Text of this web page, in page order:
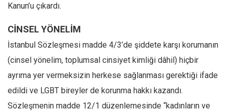
Kanun’u çıkardı.
CİNSEL YÖNELİM
İstanbul Sözleşmesi madde 4/3’de şiddete karşı korumanın
(cinsel yönelim, toplumsal cinsiyet kimliği dâhil) hiçbir
ayrıma yer vermeksizin herkese sağlanması gerektiği ifade
edildi ve LGBT bireyler de korunma hakkı kazandı.
Sözleşmenin madde 12/1 düzenlemesinde “kadınların ve